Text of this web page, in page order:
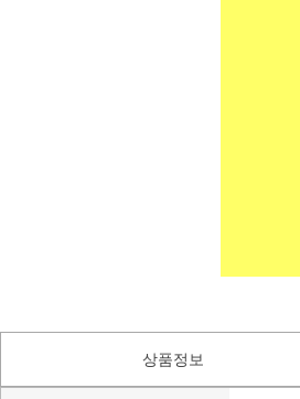
상품정보